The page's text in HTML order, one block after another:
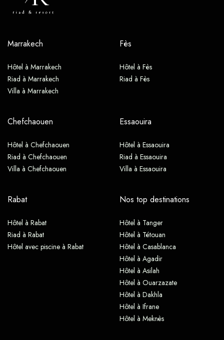
Marrakech
Hôtel à Marrakech
Riad à Marrakech
Villa à Marrakech
Fès
Hôtel à Fès
Riad à Fès
Chefchaouen
Hôtel à Chefchaouen
Riad à Chefchaouen
Villa à Chefchaouen
Essaouira
Hôtel à Essaouira
Riad à Essaouira
Villa à Essaouira
Rabat
Hôtel à Rabat
Riad à Rabat
Hôtel avec piscine à Rabat
Nos top destinations
Hôtel à Tanger
Hôtel à Tétouan
Hôtel à Casablanca
Hôtel à Agadir
Hôtel à Asilah
Hôtel à Ouarzazate
Hôtel à Dakhla
Hôtel à Ifrane
Hôtel à Meknès